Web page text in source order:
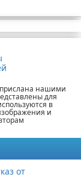
нашими
для
в
и
от